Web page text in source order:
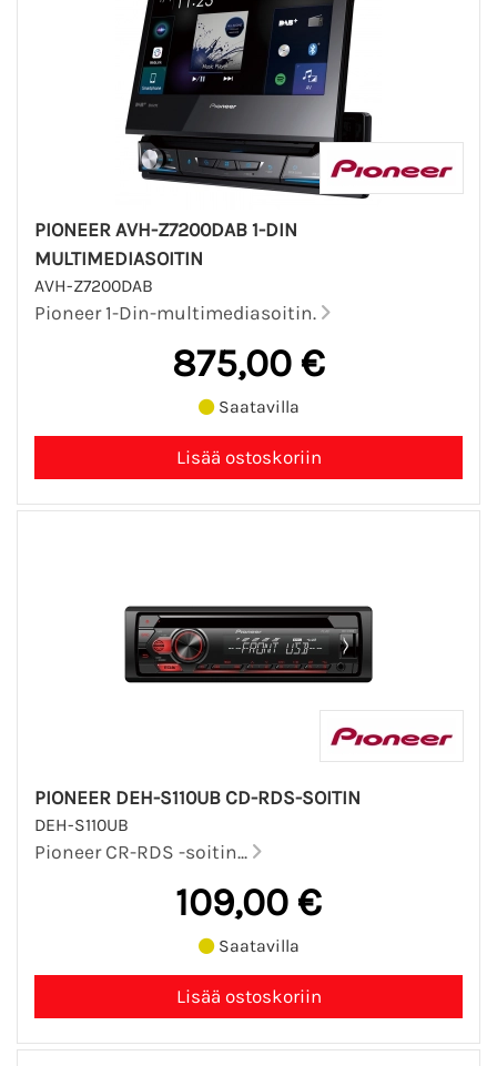
PIONEER AVH-Z7200DAB 1-DIN
MULTIMEDIASOITIN
AVH-Z7200DAB
Pioneer 1-Din-multimediasoitin.
875,00 €
Saatavilla
PIONEER DEH-S110UB CD-RDS-SOITIN
DEH-S110UB
Pioneer CR-RDS -soitin...
109,00 €
Saatavilla